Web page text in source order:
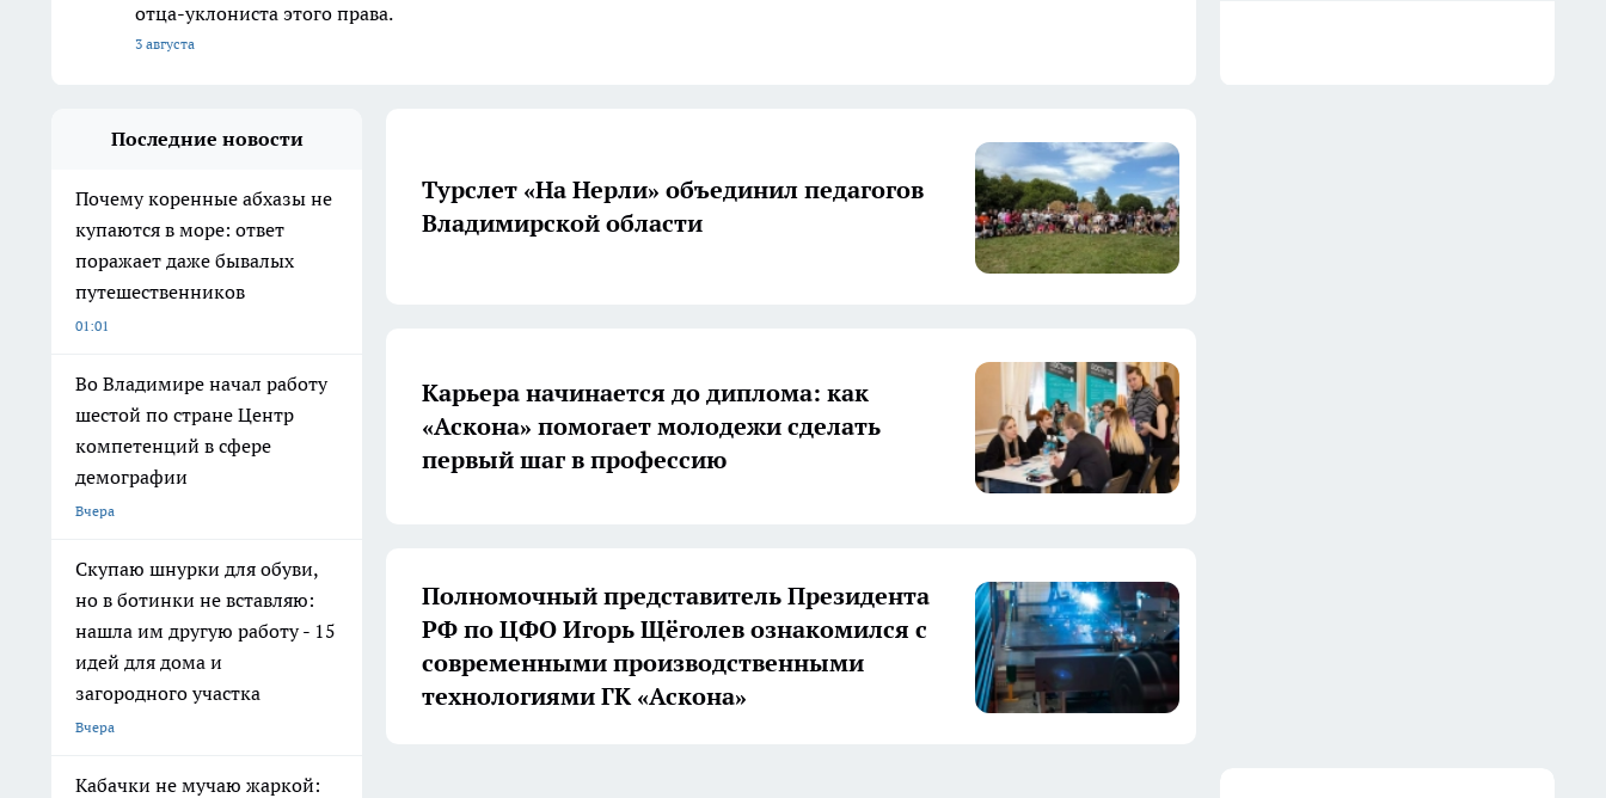
отца-уклониста этого права.
3 августа
Последние новости
Почему коренные абхазы не
купаются в море: ответ
поражает даже бывалых
путешественников
01:01
Во Владимире начал работу
шестой по стране Центр
компетенций в сфере
демографии
Вчера
Скупаю шнурки для обуви,
но в ботинки не вставляю:
нашла им другую работу - 15
идей для дома и
загородного участка
Вчера
Кабачки не мучаю жаркой:
Турслет «На Нерли» объединил педагогов
Владимирской области
Карьера начинается до диплома: как
«Аскона» помогает молодежи сделать
первый шаг в профессию
Полномочный представитель Президента
РФ по ЦФО Игорь Щёголев ознакомился с
современными производственными
технологиями ГК «Аскона»